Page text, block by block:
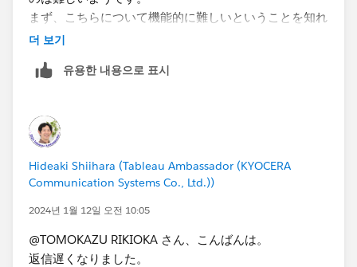
まず、こちらについて機能的に難しいということを知れ
たので、非常に参考となりました。ありがとうございま
換えたら、以下のような表現は可能です。
解決策をありがとうございます。こちらの実装で問題な
いと思います！
自分ではパラメータとして扱うことを思いつかなかった
と思うので、勉強になりました。この方法で実装を進め
ていきたいと思います。
数日間にわたり、Q&Aに対応してくださり、誠にあり
더 보기
유용한 내용으로 표시
Hideaki Shiihara (Tableau Ambassador (KYOCERA
Communication Systems Co., Ltd.))
2024년 1월 12일 오전 10:05
@TOMOKAZU RIKIOKA さん、こんばんは。
返信遅くなりました。